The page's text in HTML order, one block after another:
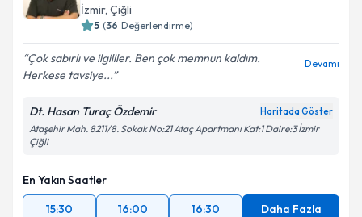
İzmir, Çiğli
5 (36 Değerlendirme)
Çok sabırlı ve ilgililer. Ben çok memnun kaldım.
Herkese tavsiye...
Devamı
Dt. Hasan Turaç Özdemir Haritada Göster
Ataşehir Mah. 8211/8. Sokak No:21 Ataç Apartmanı Kat:1 Daire:3 İzmir
Çiğli
En Yakın Saatler
15:30
16:00 16:30 Daha Fazla